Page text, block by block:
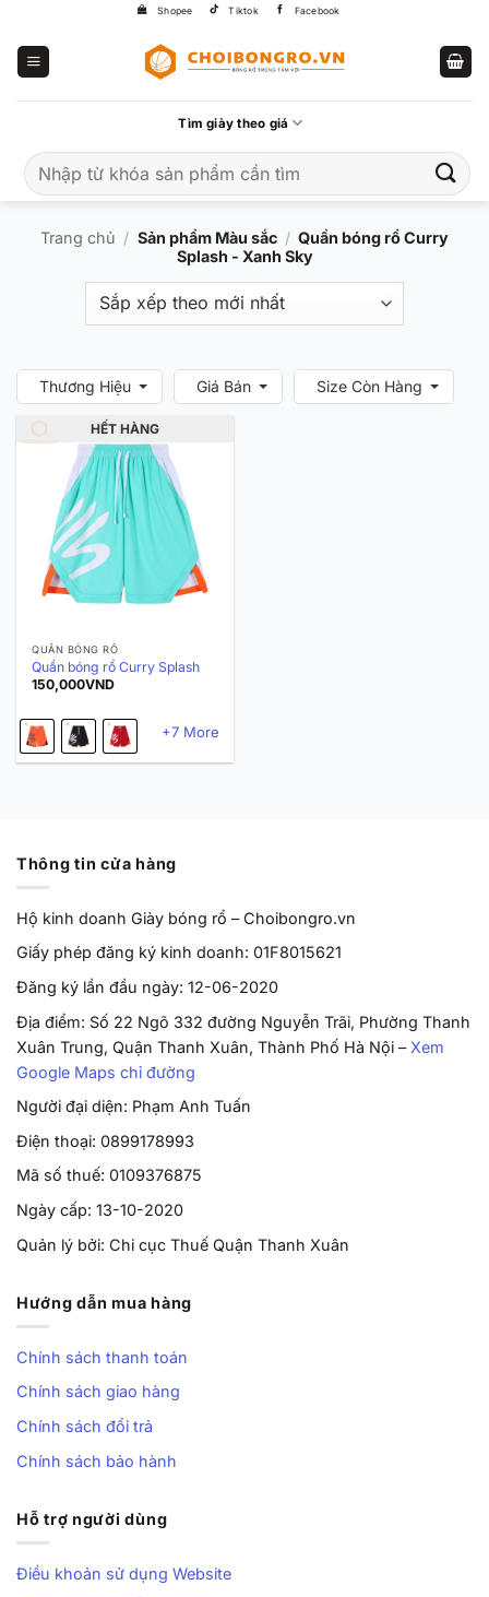
Shopee Tiktok Facebook
Tìm giày theo giá
kiếm:
Trang chủ / Sản phẩm Màu sắc / Quần bóng rổ Curry
Splash - Xanh Sky
Thương Hiệu Giá Bán Size Còn Hàng
HẾT HÀNG
QUẦN BÓNG RỔ
Quần bóng rổ Curry Splash
150,000VND
+7 More
Thông tin cửa hàng
Hộ kinh doanh Giày bóng rổ – Choibongro.vn
Giấy phép đăng ký kinh doanh: 01F8015621
Đăng ký lần đầu ngày: 12-06-2020
Địa điểm: Số 22 Ngõ 332 đường Nguyễn Trãi, Phường Thanh
Xuân Trung, Quận Thanh Xuân, Thành Phố Hà Nội – Xem
Google Maps chỉ đường
Người đại diện: Phạm Anh Tuấn
Điện thoại: 0899178993
Mã số thuế: 0109376875
Ngày cấp: 13-10-2020
Quản lý bởi: Chi cục Thuế Quận Thanh Xuân
Hướng dẫn mua hàng
Chính sách thanh toán
Chính sách giao hàng
Chính sách đổi trả
Chính sách bảo hành
Hỗ trợ người dùng
Điều khoản sử dụng Website